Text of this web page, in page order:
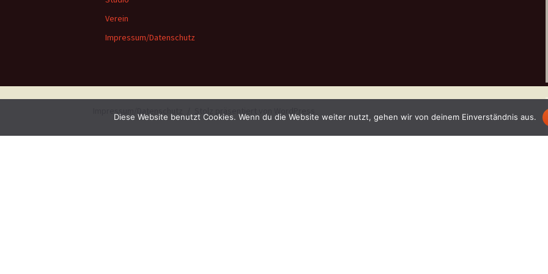
Verein
Impressum/Datenschutz
Diese Website benutzt Cookies. Wenn du die Website weiter nutzt, gehen wir von deinem Einverständnis aus.